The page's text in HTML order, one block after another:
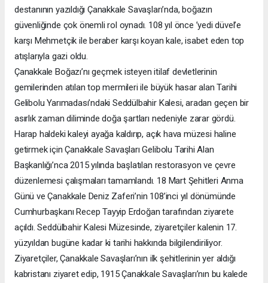
destanının yazıldığı Çanakkale Savaşları’nda, boğazın
güvenliğinde çok önemli rol oynadı. 108 yıl önce ’yedi düvel’e
karşı Mehmetçik ile beraber karşı koyan kale, isabet eden top
atışlarıyla gazi oldu.
Çanakkale Boğazı’nı geçmek isteyen itilaf devletlerinin
gemilerinden atılan top mermileri ile büyük hasar alan Tarihi
Gelibolu Yarımadası’ndaki Seddülbahir Kalesi, aradan geçen bir
asırlık zaman diliminde doğa şartları nedeniyle zarar gördü.
Harap haldeki kaleyi ayağa kaldırıp, açık hava müzesi haline
getirmek için Çanakkale Savaşları Gelibolu Tarihi Alan
Başkanlığı’nca 2015 yılında başlatılan restorasyon ve çevre
düzenlemesi çalışmaları tamamlandı. 18 Mart Şehitleri Anma
Günü ve Çanakkale Deniz Zaferi’nin 108’inci yıl dönümünde
Cumhurbaşkanı Recep Tayyip Erdoğan tarafından ziyarete
açıldı. Seddülbahir Kalesi Müzesinde, ziyaretçiler kalenin 17.
yüzyıldan bugüne kadar ki tarihi hakkında bilgilendiriliyor.
Ziyaretçiler, Çanakkale Savaşları’nın ilk şehitlerinin yer aldığı
kabristanı ziyaret edip, 1915 Çanakkale Savaşları’nın bu kalede